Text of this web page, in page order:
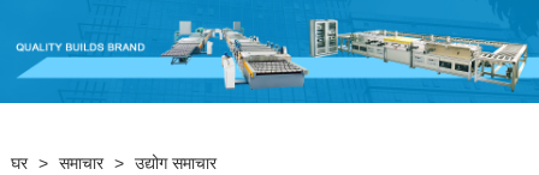
घर > समाचार > उद्योग समाचार